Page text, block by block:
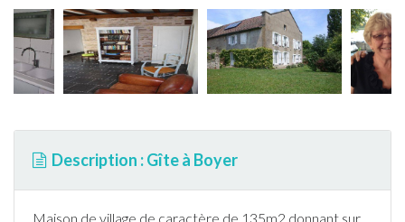
Description : Gîte à Boyer
Maison de village de caractère de 135m2 donnant sur